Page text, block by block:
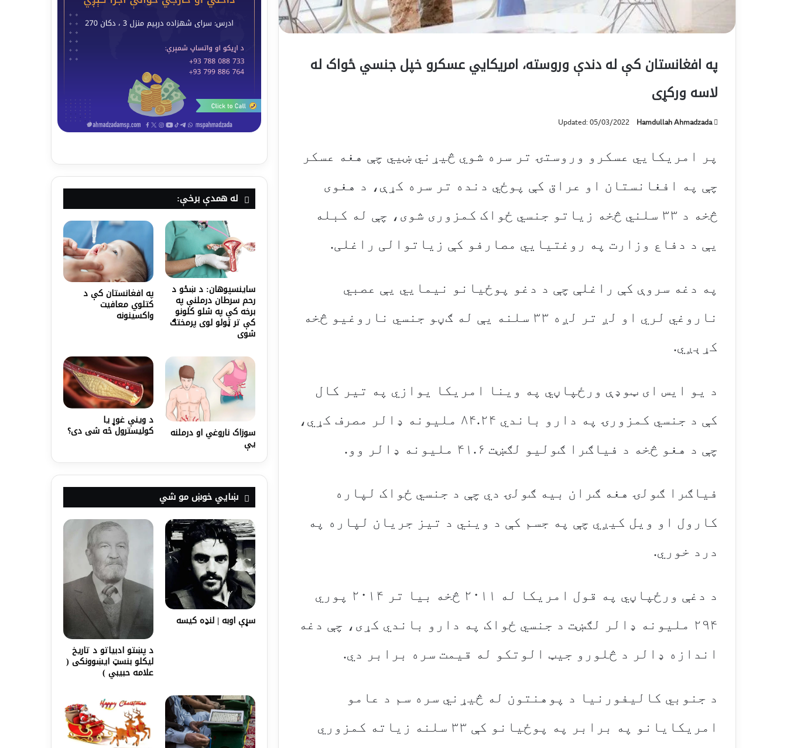
په افغانستان کې له دندې وروسته، امریکايي عسکرو خپل جنسي ځواک له
لاسه ورکړی
Hamdullah Ahmadzada
Updated: 05/03/2022
پر امریکايي عسکرو وروستۍ تر سره شوي څیړني ښيي چې هغه عسکر
چې په افغانستان او عراق کې پوځي دنده تر سره کړې، د هغوی
څخه د ۳۳ سلني څخه زیاتو جنسي ځواک کمزوری شوی، چې له کبله
یې د دفاع وزارت په روغتیايي مصارفو کې زیاتوالی راغلی.
په دغه سروې کې راغلې چې د دغو پوځیانو نیمايي یې عصبي
ناروغي لري او لږ تر لږه ۳۳ سلنه یې له ګڼو جنسي ناروغیو څخه
کړېږي.
د یو ایس ای ټوډې ورځپاڼي په وینا امریکا یوازي په تیر کال
کې د جنسي کمزورۍ په دارو باندي ۸۴.۲۴ ملیونه ډالر مصرف کړي،
چې د هغو څخه د فیاګرا ګولیو لګښت ۴۱.۶ ملیونه ډالر وو.
فیاګرا ګولۍ هغه ګران بیه ګولۍ دي چې د جنسي ځواک لپاره
کارول او ویل کیږي چې په جسم کې د ویني د تیز جریان لپاره په
درد خوري.
د دغې ورځپاڼي په قول امریکا له ۲۰۱۱ څخه بیا تر ۲۰۱۴ پوري
۲۹۴ ملیونه ډالر لګښت د جنسي ځواک په دارو باندي کړی، چې دغه
اندازه ډالر د څلورو جیټ الوتکو له قیمت سره برابر دي.
د جنوبي کالیفورنیا د پوهنتون له څیړني سره سم د عامو
امریکایانو په برابر په پوځیانو کې ۳۳ سلنه زیاته کمزوري
له همدې برخې:
ساینسپوهان: د ښځو د
رحم سرطان درملنې په
برخه کې په شلو کلونو
کې تر ټولو لوی پرمختګ
شوی
په افغانستان کې د
کتلوي معافيت
واکسينونه
سوزاک ناروغي او درملنه
یې
د وینې غوړ یا
کولیسترول څه شی دی؟
ښايي خوښ مو شي
سړې اوبه | لنډه کیسه
د پښتو ادبياتو د تاريخ
ليكلو بنسټ ايښوونكى (
علامه حبيبي )